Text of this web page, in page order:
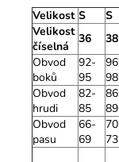
Velikost S S
Velikost
číselná
36 38
Obvod
boků
92-
95
98
Obvod
hrudi
82-
85
89
Obvod
pasu
66-
69
73